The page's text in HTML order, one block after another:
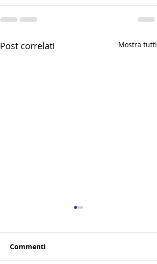
Post correlati Mostra tutti
Commenti